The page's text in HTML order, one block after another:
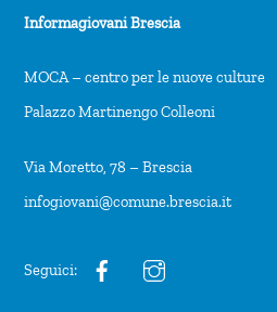
Informagiovani Brescia
MOCA – centro per le nuove culture
Palazzo Martinengo Colleoni
Via Moretto, 78 – Brescia
infogiovani@comune.brescia.it
Seguici: